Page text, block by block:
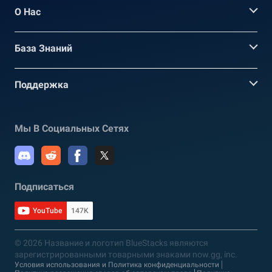
О Нас
База Знаний
Поддержка
Мы В Социальных Сетях
Подписаться
YouTube 147K
© 2026 Название и логотип BlueStacks являются
зарегистрированными товарными знаками now.gg, inc.
Условия использования и Политика конфиденциальности